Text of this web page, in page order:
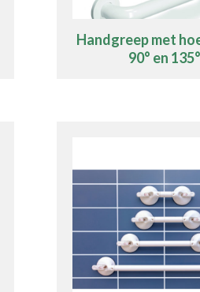
Handgreep met
90° en 135°